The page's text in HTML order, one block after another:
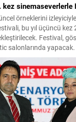
kez sinemaseverlerle
örneklerini
bu yıl üçüncü kez
Festival,
salonlarında
günü olan 23
13.00’te
Taylan’ın